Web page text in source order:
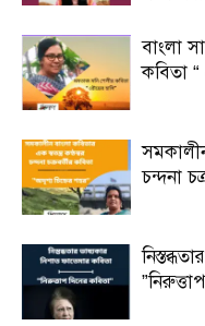
বাংলা
কবিতা “
চন্দনা